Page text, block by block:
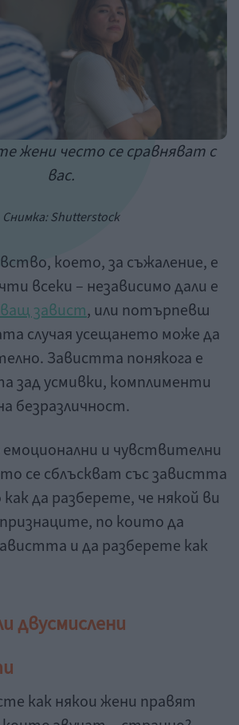
жени често се сравняват с
вас.
Снимка:Shutterstock
което, за съжаление, е
всеки – независимо дали е
завист, или потърпевш
случая усещането може да
Завистта понякога е
зад усмивки, комплименти
безразличност.
и чувствителни
се сблъскват със завистта
да разберете, че някой ви
по които да
и да разберете как
двусмислени
как някои жени правят